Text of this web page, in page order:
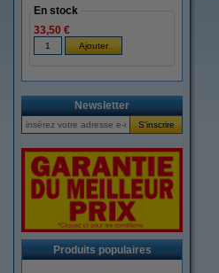
En stock
33,50 €
Newsletter
Produits populaires